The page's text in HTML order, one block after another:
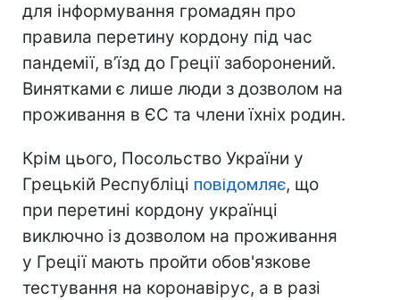
для інформування громадян про
правила перетину кордону під час
пандемії, в’їзд до Греції заборонений.
Винятками є лише люди з дозволом на
проживання в ЄС та члени їхніх родин.
Крім цього, Посольство України у
Грецькій Республіці повідомляє, що
при перетині кордону українці
виключно із дозволом на проживання
у Греції мають пройти обов'язкове
тестування на коронавірус, а в разі